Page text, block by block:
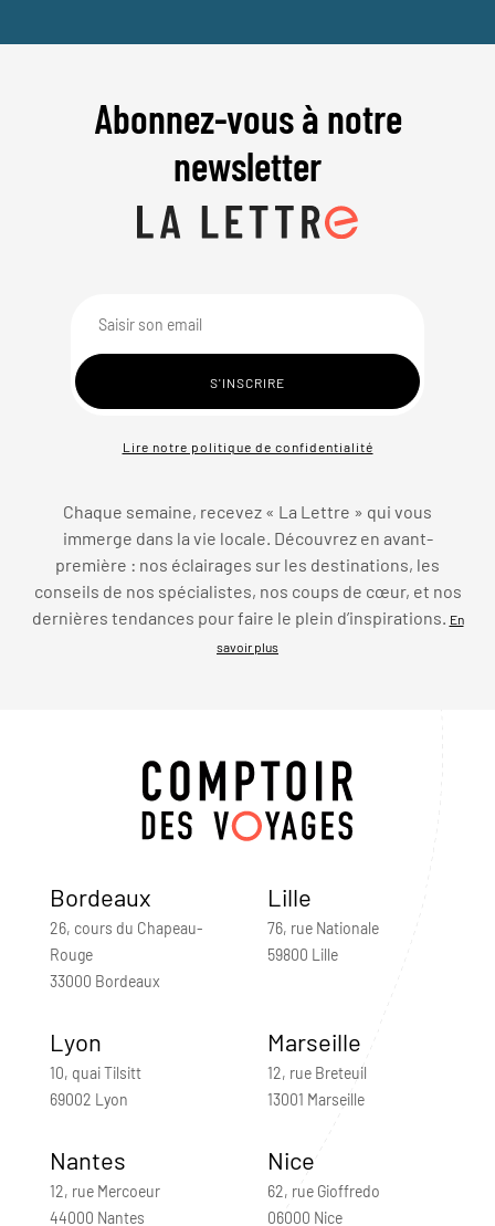
Abonnez-vous à notre
newsletter
Lire notre politique de confidentialité
Chaque semaine, recevez « La Lettre » qui vous
immerge dans la vie locale. Découvrez en avant-
première : nos éclairages sur les destinations, les
conseils de nos spécialistes, nos coups de cœur, et nos
dernières tendances pour faire le plein d’inspirations.
En
savoir plus
Bordeaux
26, cours du Chapeau-
Rouge
33000 Bordeaux
Lille
76, rue Nationale
59800 Lille
Lyon
10, quai Tilsitt
69002 Lyon
Marseille
12, rue Breteuil
13001 Marseille
Nantes
12, rue Mercoeur
44000 Nantes
Nice
62, rue Gioffredo
06000 Nice